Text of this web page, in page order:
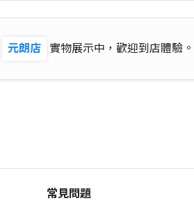
元朗店 實物展示中，歡迎到店體驗。
常見問題